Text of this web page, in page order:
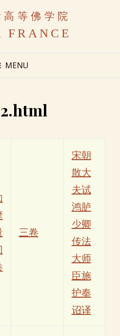
等佛学院
FRANCE
MENU
三卷
宋朝
散大
夫试
鸿胪
少卿
传法
大师
臣施
护奉
诏译